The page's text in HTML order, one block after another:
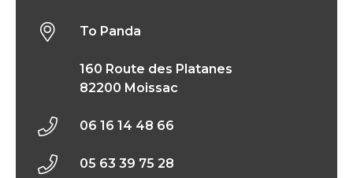
To Panda
160 Route des Platanes
82200 Moissac
06 16 14 48 66
05 63 39 75 28